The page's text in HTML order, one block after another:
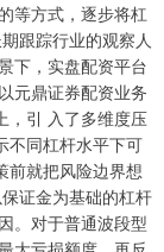
等方式，逐步将杠
跟踪行业的观察人
下，实盘配资平台
元鼎证券配资业务
，引 入了多维度压
不同杠杆水平下可
前就把风险边界想
证金为基础的杠杆
。对于普通波段型
+0.93%